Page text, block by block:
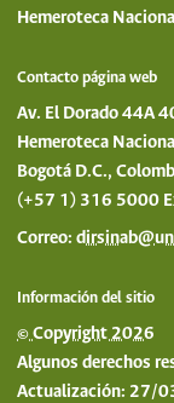
Hemeroteca
Contacto página web
Av. El Dorado 44A
Hemeroteca
Bogotá D.C.,
(+57 1) 316 5000
Correo:
Información del sitio
© Copyright 2026
Algunos derechos
Actualización: 27/